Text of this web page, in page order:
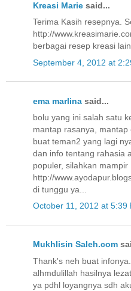
Kreasi Marie said...
Terima Kasih resepnya.
http://
berbagai resep kreasi
September 4, 2012 at
ema marlina said...
bolu yang ini salah satu
mantap rasanya, mantap
buat teman2 yang lagi
dan info tentang rahasia
populer, silahkan mampir
http://
di tunggu ya...
October 11, 2012 at 5:39
Mukhlisin Saleh.com
Thank's neh buat
alhmdulillah hasilnya
ya pdhl loyangnya sdh